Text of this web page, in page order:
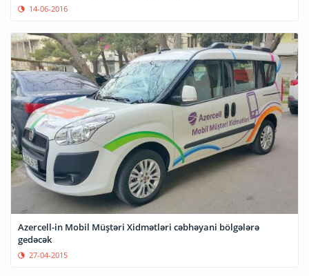
14-06-2016
Azercell-in Mobil Müştəri Xidmətləri cəbhəyani bölgələrə
gedəcək
27-04-2015